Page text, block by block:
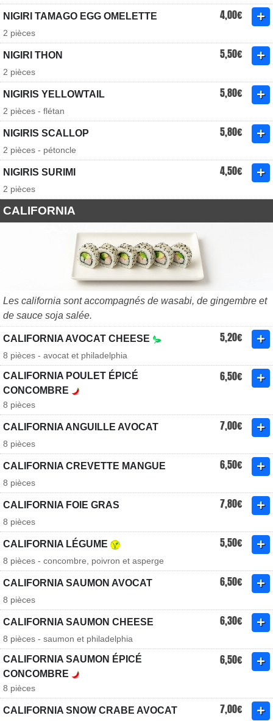
NIGIRI TAMAGO EGG OMELETTE 4,00€
2 pièces
NIGIRI THON 5,50€
2 pièces
NIGIRIS YELLOWTAIL 5,80€
2 pièces - flétan
NIGIRIS SCALLOP 5,80€
2 pièces - pétoncle
NIGIRIS SURIMI 4,50€
2 pièces
CALIFORNIA
Les california sont accompagnés de wasabi, de gingembre et
de sauce soja salée.
CALIFORNIA AVOCAT CHEESE 5,20€
8 pièces - avocat et philadelphia
CALIFORNIA POULET ÉPICÉ
CONCOMBRE
6,50€
8 pièces
CALIFORNIA ANGUILLE AVOCAT 7,00€
8 pièces
CALIFORNIA CREVETTE MANGUE 6,50€
8 pièces
CALIFORNIA FOIE GRAS 7,80€
8 pièces
CALIFORNIA LÉGUME 5,50€
8 pièces - concombre, poivron et asperge
CALIFORNIA SAUMON AVOCAT 6,50€
8 pièces
CALIFORNIA SAUMON CHEESE 6,30€
8 pièces - saumon et philadelphia
CALIFORNIA SAUMON ÉPICÉ
CONCOMBRE
6,50€
8 pièces
CALIFORNIA SNOW CRABE AVOCAT 7,00€